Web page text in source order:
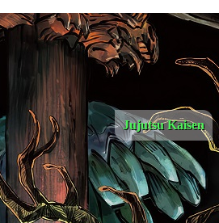
Jujutsu Kaisen